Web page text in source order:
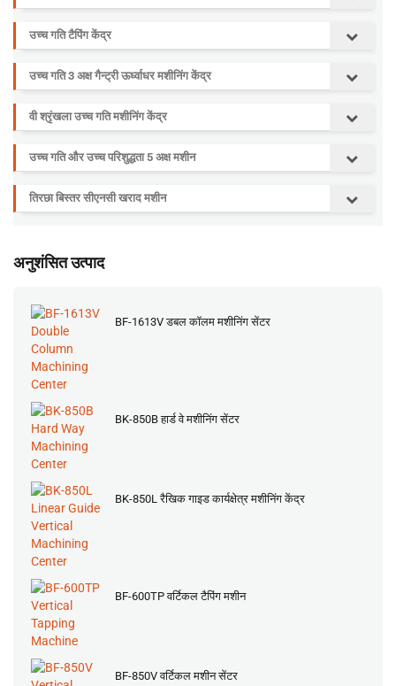
उच्च गति टैपिंग केंद्र
उच्च गति 3 अक्ष गैन्ट्री ऊर्ध्वाधर मशीनिंग केंद्र
वी श्रृंखला उच्च गति मशीनिंग केंद्र
उच्च गति और उच्च परिशुद्धता 5 अक्ष मशीन
तिरछा बिस्तर सीएनसी खराद मशीन
अनुशंसित उत्पाद
BF-1613V डबल कॉलम मशीनिंग सेंटर
BK-850B हार्ड वे मशीनिंग सेंटर
BK-850L रैखिक गाइड कार्यक्षेत्र मशीनिंग केंद्र
BF-600TP वर्टिकल टैपिंग मशीन
BF-850V वर्टिकल मशीन सेंटर